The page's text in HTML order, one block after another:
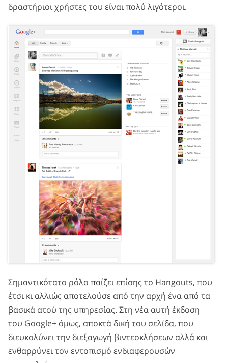
δραστήριοι χρήστες του είναι πολύ λιγότεροι.
Σημαντικότατο ρόλο παίζει επίσης το Hangouts, που
έτσι κι αλλιώς αποτελούσε από την αρχή ένα από τα
βασικά ατού της υπηρεσίας. Στη νέα αυτή έκδοση
του Google+ όμως, αποκτά δική του σελίδα, που
διευκολύνει την διεξαγωγή βιντεοκλήσεων αλλά και
ενθαρρύνει τον εντοπισμό ενδιαφερουσών